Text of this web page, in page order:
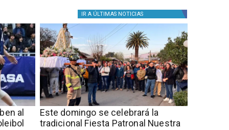
IR A ÚLTIMAS NOTICIAS
al
Este domingo se celebrará la
tradicional Fiesta Patronal Nuestra